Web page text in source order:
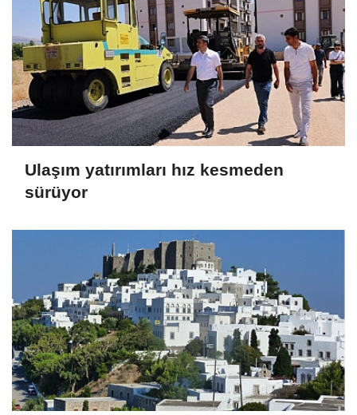
Ulaşım yatırımları hız kesmeden
sürüyor